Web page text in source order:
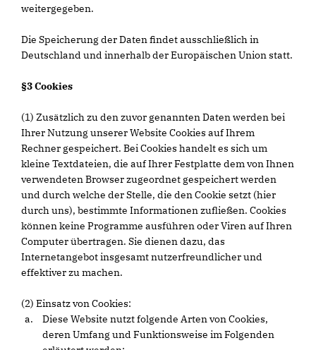
weitergegeben.
Die Speicherung der Daten findet ausschließlich in
Deutschland und innerhalb der Europäischen Union statt.
§3 Cookies
(1) Zusätzlich zu den zuvor genannten Daten werden bei
Ihrer Nutzung unserer Website Cookies auf Ihrem
Rechner gespeichert. Bei Cookies handelt es sich um
kleine Textdateien, die auf Ihrer Festplatte dem von Ihnen
verwendeten Browser zugeordnet gespeichert werden
und durch welche der Stelle, die den Cookie setzt (hier
durch uns), bestimmte Informationen zufließen. Cookies
können keine Programme ausführen oder Viren auf Ihren
Computer übertragen. Sie dienen dazu, das
Internetangebot insgesamt nutzerfreundlicher und
effektiver zu machen.
(2) Einsatz von Cookies:
Diese Website nutzt folgende Arten von Cookies,
deren Umfang und Funktionsweise im Folgenden